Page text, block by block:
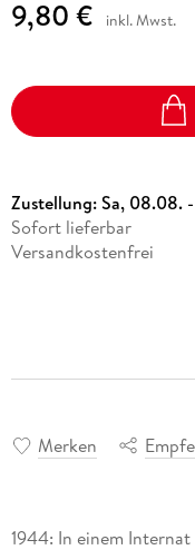
9,80 € inkl. Mwst.
Zustellung:Sa, 08.08.
Sofort lieferbar
Versandkostenfrei
Merken
1944: In einem